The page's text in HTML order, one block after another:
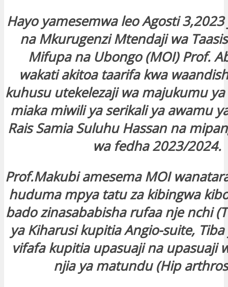
Hayo yamesemwa leo Agosti
na Mkurugenzi Mtendaji wa
Mifupa na Ubongo (MOI) Prof.
wakati akitoa taarifa kwa
kuhusu utekelezaji wa majukumu
miaka miwili ya serikali ya awamu
Rais Samia Suluhu Hassan na
wa fedha 2023/2024.
Prof.Makubi amesema MOI
huduma mpya tatu za kibingwa
bado zinasababisha rufaa nje nchi
ya Kiharusi kupitia Angio-suite,
vifafa kupitia upasuaji na upasuaji
njia ya matundu (Hip